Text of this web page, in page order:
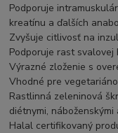
Podporuje
kreatínu a ďalších
Zvyšuje citlivosť na
Podporuje rast
Výrazné zloženie s
Vhodné pre
Rastlinná zeleninová
diétnymi,
Halal certifikovaný